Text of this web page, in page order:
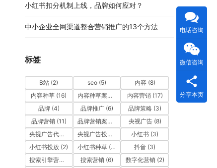
小红书扣分机制上线，品牌如何应对？
中小企业全网渠道整合营销推广的13个方法
标签
B站 (2) seo(5) 内容(8)
内容种草 (16) 内容种草案例 内容营销(17)
品牌(4) 品牌推广(6) 品牌策略 (3)
品牌营销(11) 品牌营销案例 央视广告(8)
央视广告代理公司
(3) 央视广告投放 小红书 (3)
小红书投放 (2) 小红书种草(12) 抖音 (3)
搜索引擎营销
搜索营销(6) 数字化营销(2)
电话咨询
微信咨询
分享本页